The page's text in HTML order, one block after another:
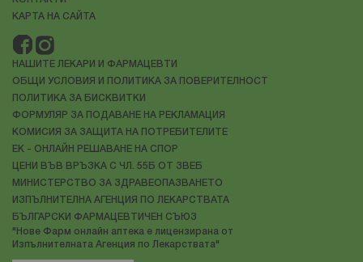
КАРТА НА САЙТА
НАШИТЕ ЛЕКАРИ И ФАРМАЦЕВТИ
ОБЩИ УСЛОВИЯ И ПОЛИТИКА ЗА ПОВЕРИТЕЛНОСТ
ПОЛИТИКА ЗА БИСКВИТКИ
ФОРМУЛЯР ЗА ПОДАВАНЕ НА РЕКЛАМАЦИЯ
КОМИСИЯ ЗА ЗАЩИТА НА ПОТРЕБИТЕЛИТЕ
ЕК - ОНЛАЙН РЕШАВАНЕ НА СПОР
ЦЕНИ ВЪВ ВРЪЗКА С ЧЛ. 55Б ОТ ЗВЕБ
МИНИСТЕРСТВО ЗА ЗДРАВЕОПАЗВАНЕТО
ИЗПЪЛНИТЕЛНА АГЕНЦИЯ ПО ЛЕКАРСТВАТА
БЪЛГАРСКИ ФАРМАЦЕВТИЧЕН СЪЮЗ
"Нове Фарм онлайн аптека е лицензирана от
Изпълнителната Агенция по Лекарствата"